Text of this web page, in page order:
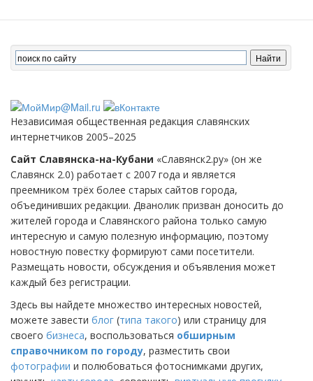
Независимая общественная редакция славянских
интернетчиков 2005–2025
Сайт Славянска-на-Кубани «Славянск2.ру» (он же
Славянск 2.0) работает с 2007 года и является
преемником трёх более старых сайтов города,
объединивших редакции. Дванолик призван доносить до
жителей города и Славянского района только самую
интересную и самую полезную информацию, поэтому
новостную повестку формируют сами посетители.
Размещать новости, обсуждения и объявления может
каждый без регистрации.
Здесь вы найдете множество интересных новостей,
можете завести блог (типа такого) или страницу для
своего бизнеса, воспользоваться обширным
справочником по городу, разместить свои
фотографии и полюбоваться фотоснимками других,